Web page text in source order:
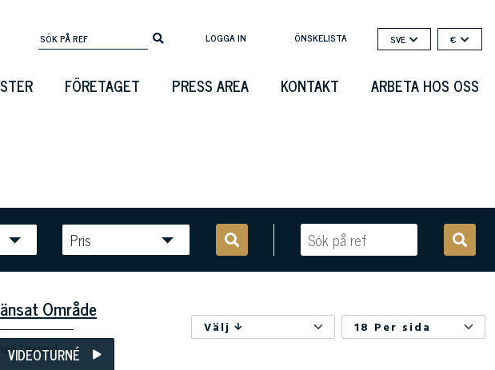
LOGGA IN ÖNSKELISTA SVE €
FÖRETAGET PRESS AREA KONTAKT ARBETA HOS OSS
Pris
Område
Lionard
Välj 18 Per sida
VIDEOTURNÉ